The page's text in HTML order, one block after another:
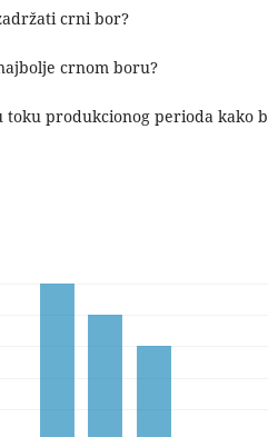
crni bor?
crnom boru?
produkcionog perioda kako